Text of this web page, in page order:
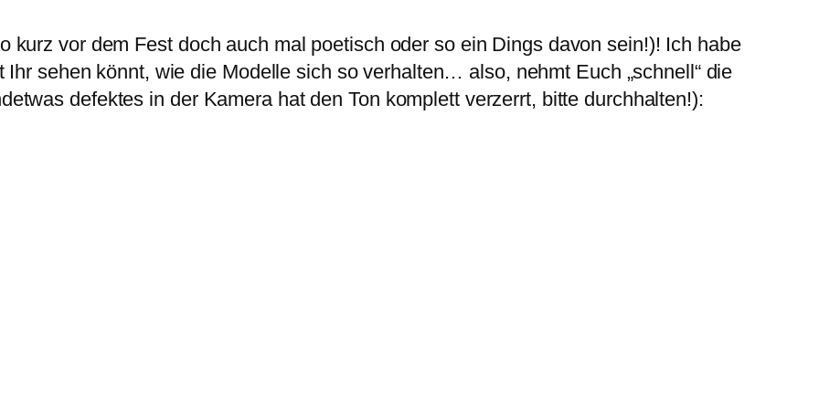
kurz vor dem Fest doch auch mal poetisch oder so ein Dings davon sein!)! Ich habe
sehen könnt, wie die Modelle sich so verhalten… also, nehmt Euch „schnell“ die
defektes in der Kamera hat den Ton komplett verzerrt, bitte durchhalten!):